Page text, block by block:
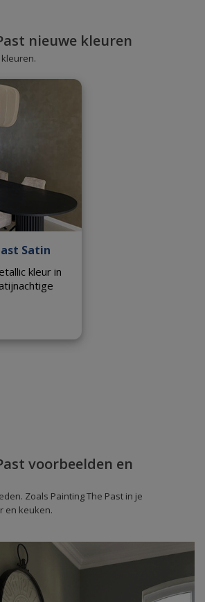
nieuwe kleuren
Satin
kleur in
voorbeelden en
Zoals Painting The Past in je
en keuken.